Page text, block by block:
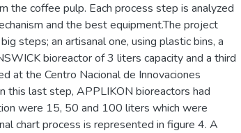
the coffee pulp. Each process step is analyzed
and the best equipment.The project
steps; an artisanal one, using plastic bins, a
bioreactor of 3 liters capacity and a third
at the Centro Nacional de Innovaciones
this last step, APPLIKON bioreactors had
were 15, 50 and 100 liters which were
chart process is represented in figure 4. A